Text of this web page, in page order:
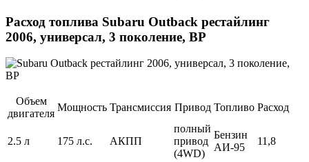
Расход топлива Subaru Outback рестайлинг
2006, универсал, 3 поколение, BP
Объем
двигателя
Мощность Трансмиссия Привод Топливо Расход
2.5 л 175 л.с. АКПП
полный
привод
(4WD)
Бензин
АИ-95
11,8